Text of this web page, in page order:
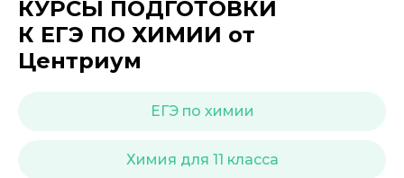
КУРСЫ ПОДГОТОВКИ
К ЕГЭ ПО ХИМИИ от
Центриум
ЕГЭ по химии
Химия для 11 класса